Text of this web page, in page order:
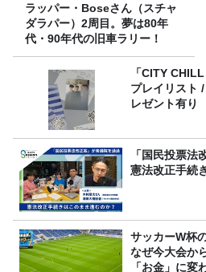
ラッパー・Boseさん（スチャ
ダラパー）2周目。夢は80年
代・90年代の旧車ラリー！
「CITY
プレイリスト
レゼント有り
「国民投票法
憲法改正手続
サッカーW杯
なぜ今大会か
「お金」に変